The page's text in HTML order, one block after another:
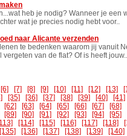
heb je nodig? Wanneer je
wat je precies nodig hebt voor..
naar Alicante verzenden
te bedenken waarom jij vanuit
van de flat? Of is heeft jouw..
[6] [7] [8] [9] [10] [11] [12] [13]
[35] [36] [37] [38] [39] [40] [41]
[62] [63] [64] [65] [66] [67] [68]
[89] [90] [91] [92] [93] [94] [95]
[114] [115] [116] [117] [118]
[135] [136] [137] [138] [139] [140]